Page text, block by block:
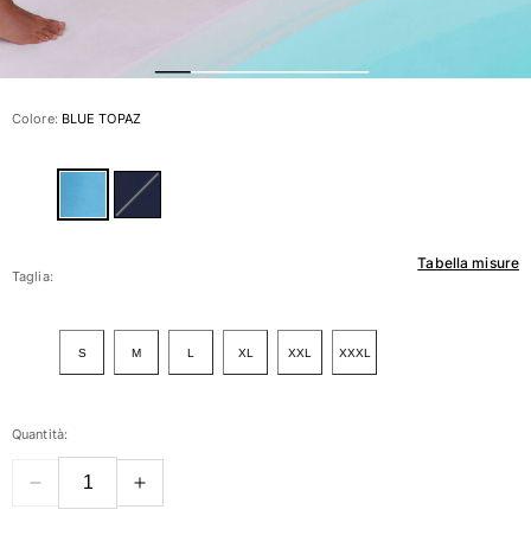
T-shirts
Taglie forti
Vedi tutti i Donna
Costumi da bagno
Slips
Colore: BLUE TOPAZ
Tabella misure
Taglia:
S M L XL XXL XXXL
Quantità: